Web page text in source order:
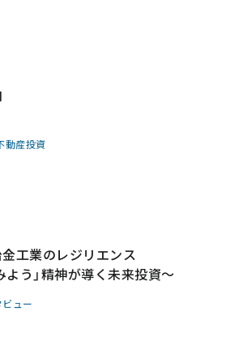
動産投資
工業のレジリエンス
う」精神が導く未来投資～
ュー